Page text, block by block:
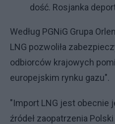
dość. Rosjanka
Według PGNiG Grupa
LNG pozwoliła
odbiorców krajowych
europejskim rynku gazu".
"Import LNG jest obecnie
źródeł zaopatrzenia